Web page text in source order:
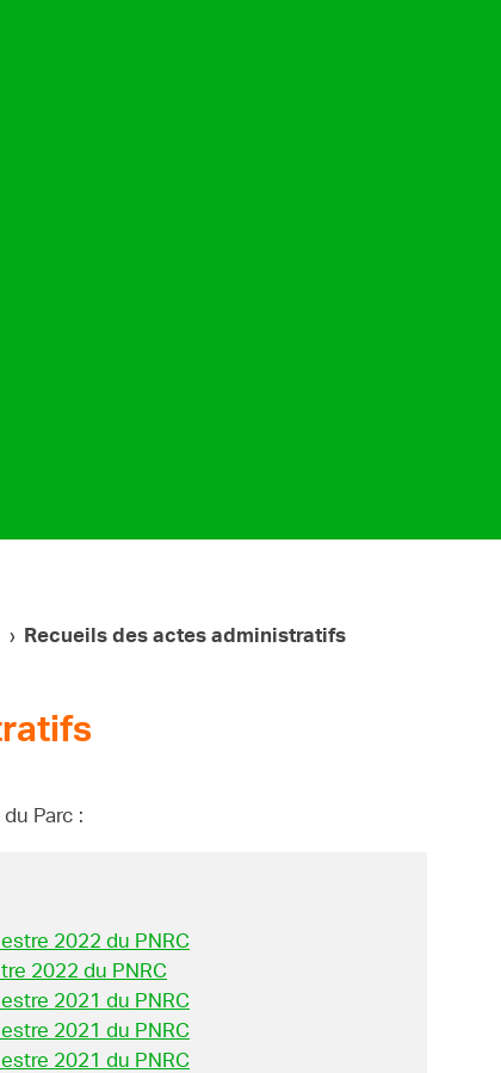
› Recueils des actes administratifs
Parc :
2022 du PNRC
2022 du PNRC
2021 du PNRC
2021 du PNRC
2021 du PNRC